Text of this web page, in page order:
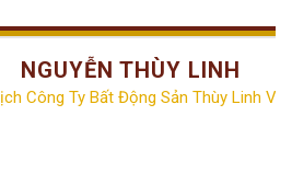
NGUYỄN THÙY LINH
Công Ty Bất Động Sản Thùy Linh